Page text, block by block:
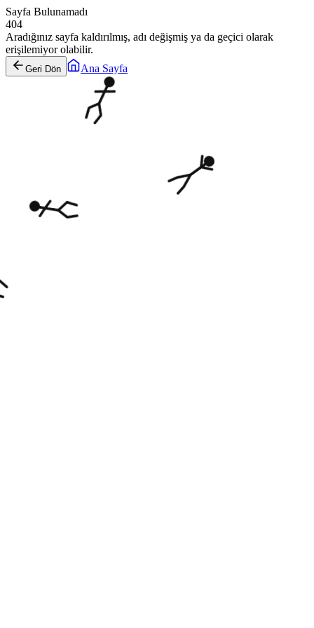
Sayfa Bulunamadı
404
Aradığınız sayfa kaldırılmış, adı değişmiş ya da geçici olarak
erişilemiyor olabilir.
Geri Dön Ana Sayfa